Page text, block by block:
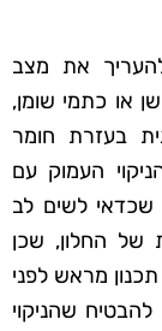
את מצב
או כתמי שומן,
בעזרת חומר
העמוק עם
שכדאי לשים לב
של החלון, שכן
מראש לפני
שהניקוי